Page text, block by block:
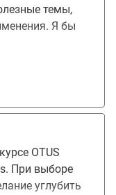
темы,
Я бы
OTUS
При выборе
углубить